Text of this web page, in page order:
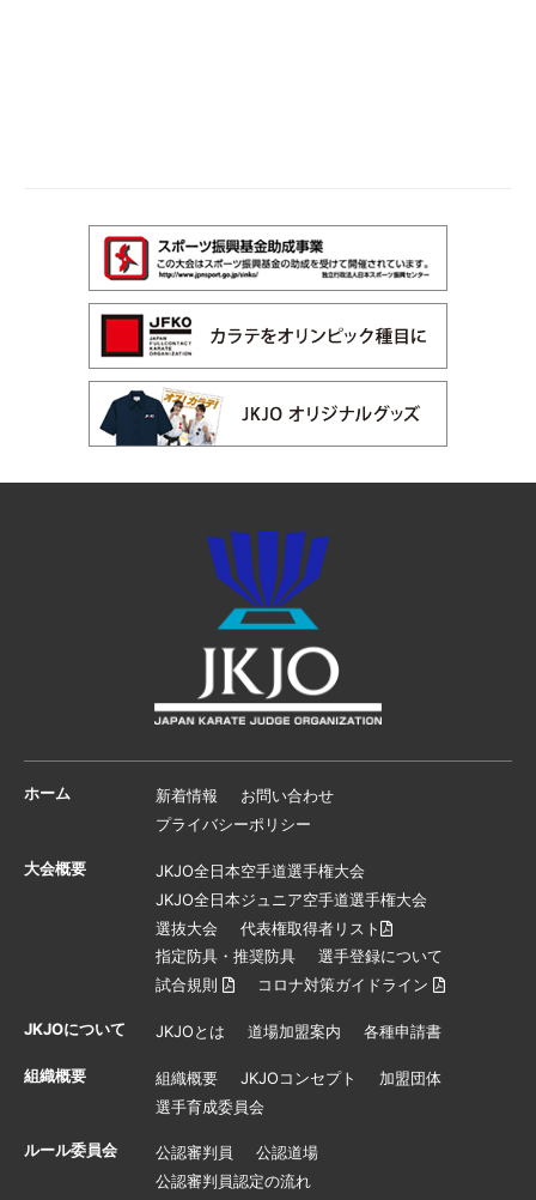
ホーム 新着情報
お問い合わせ
プライバシーポリシー
大会概要
JKJO全日本空手道選手権大会
JKJO全日本ジュニア空手道選手権大会
選抜大会
代表権取得者リスト
指定防具・推奨防具
選手登録について
試合規則
コロナ対策ガイドライン
JKJOについて JKJOとは 道場加盟案内 各種申請書
組織概要 組織概要 JKJOコンセプト
加盟団体
選手育成委員会
ルール委員会 公認審判員
公認道場
公認審判員認定の流れ